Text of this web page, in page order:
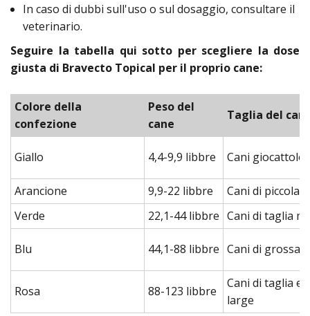
In caso di dubbi sull'uso o sul dosaggio, consultare il
veterinario.
Seguire la tabella qui sotto per scegliere la dose
giusta di Bravecto Topical per il proprio cane:
Colore della
confezione
Peso del
cane
Taglia del
Giallo 4,4-9,9 libbre Cani giocattolo
Arancione 9,9-22 libbre
Cani di piccola
Verde
22,1-44 libbre Cani di taglia
Blu 44,1-88 libbre Cani di grossa
Rosa 88-123 libbre
Cani di taglia
large